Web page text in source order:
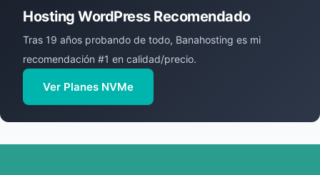
Hosting WordPress Recomendado
Tras 19 años probando de todo, Banahosting es mi
recomendación #1 en calidad/precio.
Ver Planes NVMe